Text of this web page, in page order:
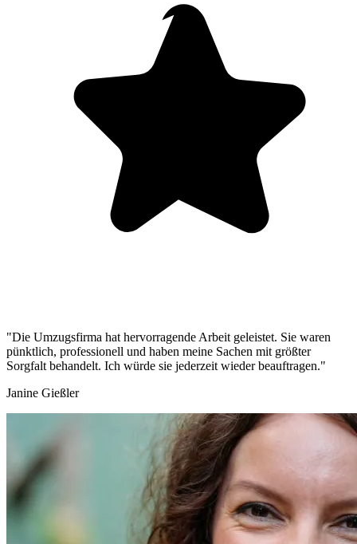
"Die Umzugsfirma hat hervorragende Arbeit geleistet. Sie waren
pünktlich, professionell und haben meine Sachen mit größter
Sorgfalt behandelt. Ich würde sie jederzeit wieder beauftragen."
Janine Gießler